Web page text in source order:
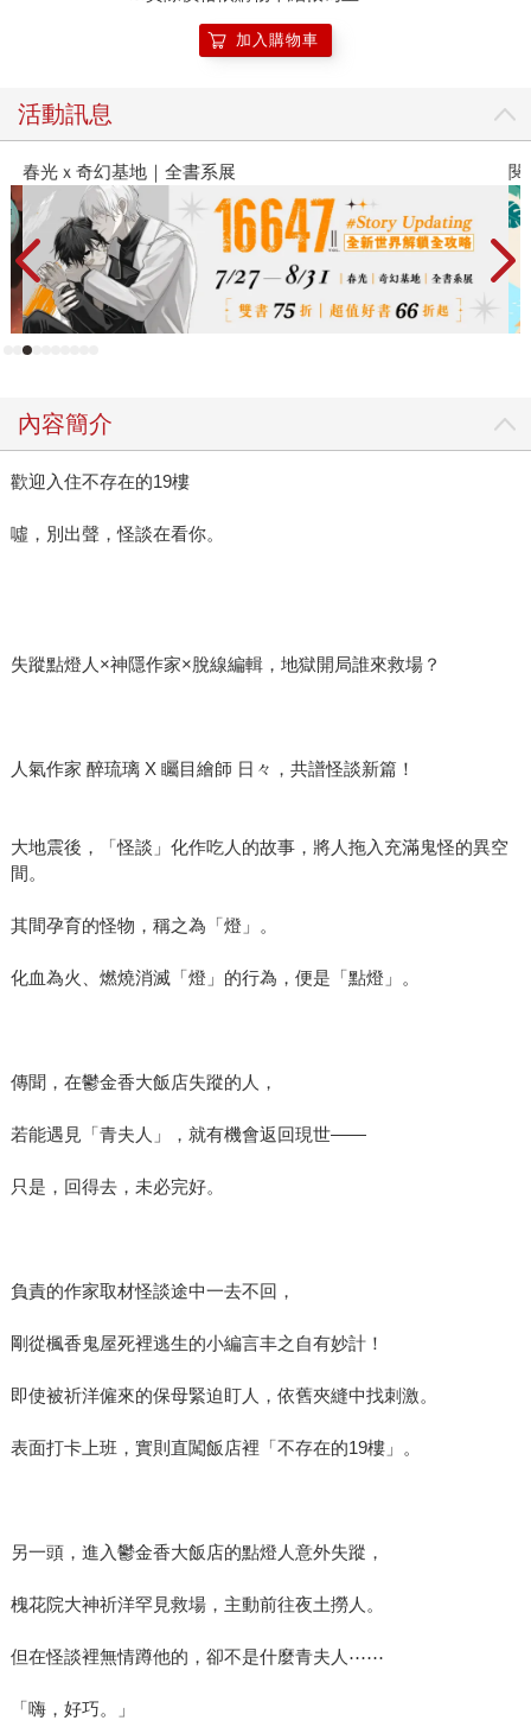
加入購物車
活動訊息
春光ｘ奇幻基地｜全書系展 閱
內容簡介
歡迎入住不存在的19樓
噓，別出聲，怪談在看你。
失蹤點燈人×神隱作家×脫線編輯，地獄開局誰來救場？
人氣作家 醉琉璃 X 矚目繪師 日々，共譜怪談新篇！
大地震後，「怪談」化作吃人的故事，將人拖入充滿鬼怪的異空
間。
其間孕育的怪物，稱之為「燈」。
化血為火、燃燒消滅「燈」的行為，便是「點燈」。
傳聞，在鬱金香大飯店失蹤的人，
若能遇見「青夫人」，就有機會返回現世——
只是，回得去，未必完好。
負責的作家取材怪談途中一去不回，
剛從楓香鬼屋死裡逃生的小編言丰之自有妙計！
即使被祈洋僱來的保母緊迫盯人，依舊夾縫中找刺激。
表面打卡上班，實則直闖飯店裡「不存在的19樓」。
另一頭，進入鬱金香大飯店的點燈人意外失蹤，
槐花院大神祈洋罕見救場，主動前往夜土撈人。
但在怪談裡無情蹲他的，卻不是什麼青夫人⋯⋯
「嗨，好巧。」